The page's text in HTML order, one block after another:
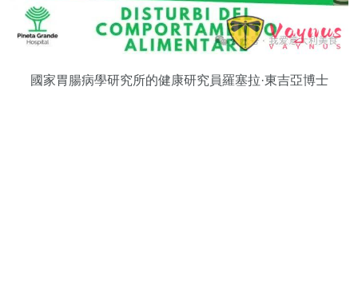
國家胃腸病學研究所的健康研究員羅塞拉·東吉亞博士